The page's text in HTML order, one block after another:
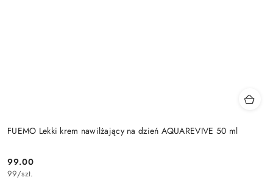
FUEMO Lekki krem nawilżający na dzień AQUAREVIVE 50 ml
Cena:
99.00
99/szt.